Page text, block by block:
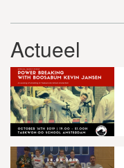
FAQ
INLOG LEDEN
EVENEMENTEN
GRATIS PROEFLES
Actueel